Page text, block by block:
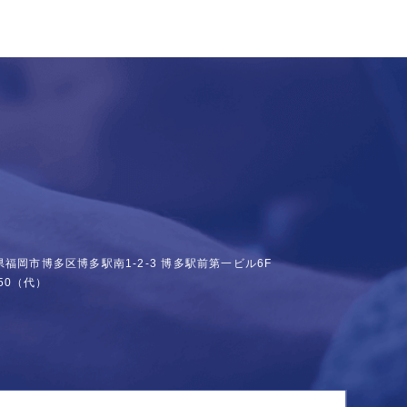
福岡市博多区博多駅南1-2-3博多駅前第一ビル6F
（代）